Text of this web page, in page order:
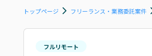
AIエンジニア
トップページ フリーランス・業務委託案件
フルリモート